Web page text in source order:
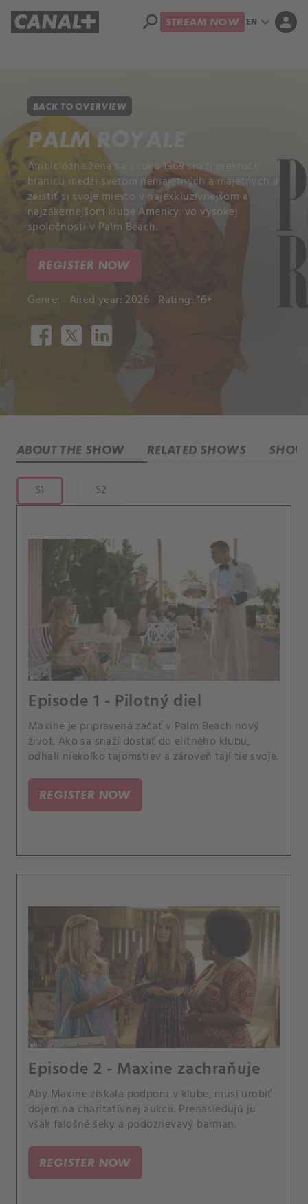
search STREAM NOW EN expand_more person
BACK TO OVERVIEW
PALM ROYALE
Ambiciózna žena sa v roku 1969 snaží prekročiť
hranicu medzi svetom nemajetných a majetných a
zaistiť si svoje miesto v najexkluzívnejšom a
najzákernejšom klube Ameriky: vo vysokej
spoločnosti v Palm Beach.
REGISTER NOW
Genre: Aired year: 2026 Rating: 16+
ABOUT THE SHOW RELATED SHOWS
S1 S2
Episode 1 - Pilotný diel
Maxine je pripravená začať v Palm Beach nový
život. Ako sa snaží dostať do elitného klubu,
odhalí niekoľko tajomstiev a zároveň tají tie svoje.
REGISTER NOW
Episode 2 - Maxine zachraňuje
Aby Maxine získala podporu v klube, musí urobiť
dojem na charitatívnej aukcii. Prenasledujú ju
však falošné šeky a podozrievavý barman.
REGISTER NOW